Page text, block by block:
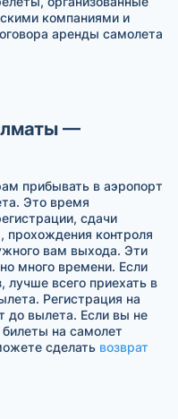
компаниями и
аренды самолета
—
прибывать в аэропорт
Это время
сдачи
прохождения контроля
вам выхода. Эти
много времени. Если
всего приехать в
Регистрация на
до вылета. Если вы не
на самолет
сделать возврат